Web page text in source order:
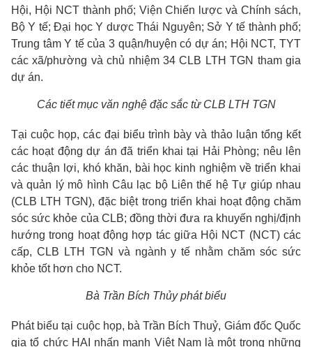
Hội, Hội NCT thành phố; Viện Chiến lược và Chính sách,
Bộ Y tế; Đại học Y dược Thái Nguyên; Sở Y tế thành phố;
Trung tâm Y tế của 3 quận/huyện có dự án; Hội NCT, TYT
các xã/phường và chủ nhiệm 34 CLB LTH TGN tham gia
dự án.
Các tiết mục văn nghệ đặc sắc từ CLB LTH TGN
Tại cuộc họp, các đại biểu trình bày và thảo luận tổng kết
các hoạt động dự án đã triển khai tại Hải Phòng; nêu lên
các thuận lợi, khó khăn, bài học kinh nghiệm về triển khai
và quản lý mô hình Câu lạc bộ Liên thế hệ Tự giúp nhau
(CLB LTH TGN), đặc biệt trong triển khai hoạt động chăm
sóc sức khỏe của CLB; đồng thời đưa ra khuyến nghị/định
hướng trong hoạt động hợp tác giữa Hội NCT (NCT) các
cấp, CLB LTH TGN và ngành y tế nhằm chăm sóc sức
khỏe tốt hơn cho NCT.
Bà Trần Bích Thủy phát biểu
Phát biểu tại cuộc họp, bà Trần Bích Thuỷ, Giám đốc Quốc
gia tổ chức HAI nhấn mạnh Việt Nam là một trong những